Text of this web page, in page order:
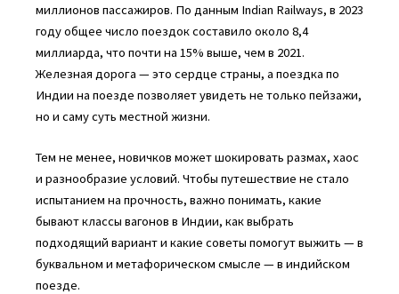
миллионов пассажиров. По данным Indian Railways, в 2023
году общее число поездок составило около 8,4
миллиарда, что почти на 15% выше, чем в 2021.
Железная дорога — это сердце страны, а поездка по
Индии на поезде позволяет увидеть не только пейзажи,
но и саму суть местной жизни.
Тем не менее, новичков может шокировать размах, хаос
и разнообразие условий. Чтобы путешествие не стало
испытанием на прочность, важно понимать, какие
бывают классы вагонов в Индии, как выбрать
подходящий вариант и какие советы помогут выжить — в
буквальном и метафорическом смысле — в индийском
поезде.